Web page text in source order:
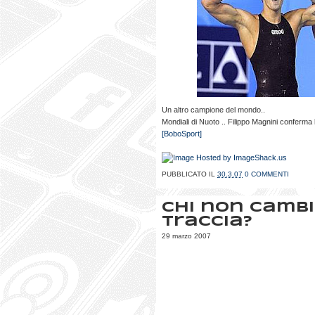
Un altro campione del mondo..
Mondiali di Nuoto .. Filippo Magnini
[BoboSport]
PUBBLICATO IL 30.3.07 0 COMMENTI
Chi non
traccia?
29 marzo 2007